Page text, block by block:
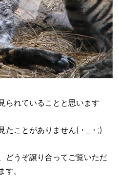
られていることと思います
たことがありません(・_・;)
どうぞ譲り合ってご覧いただ
す。